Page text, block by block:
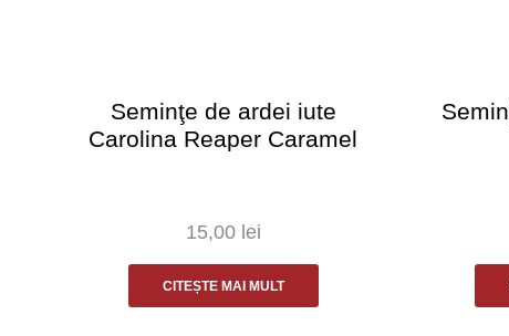
Seminţe de ardei iute
Carolina Reaper Caramel
15,00 lei
CITEȘTE MAI MULT